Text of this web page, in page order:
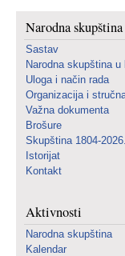
Narodna skupština
Sastav
Narodna skupština u
Uloga i način rada
Organizacija i
Važna dokumenta
Brošure
Skupština 1804-2026.
Istorijat
Kontakt
Aktivnosti
Narodna skupština
Kalendar